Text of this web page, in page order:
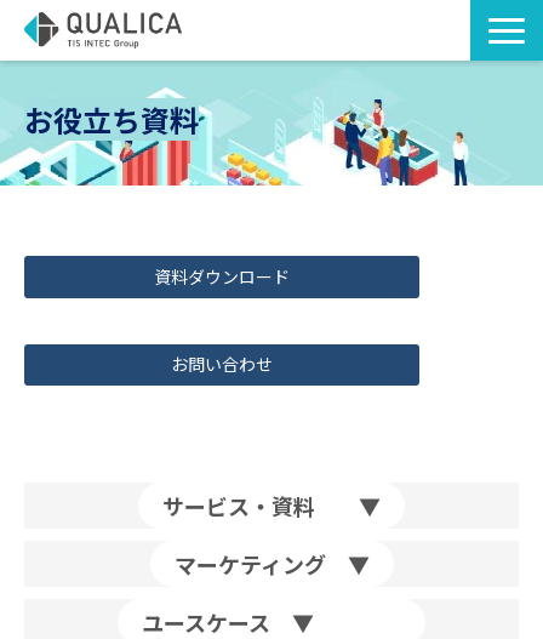
ソリューション・サービス
導入事例
お役立ち資料
資料ダウンロード
お問い合わせ
サービス・資料 ▼
マーケティング ▼
ユースケース ▼